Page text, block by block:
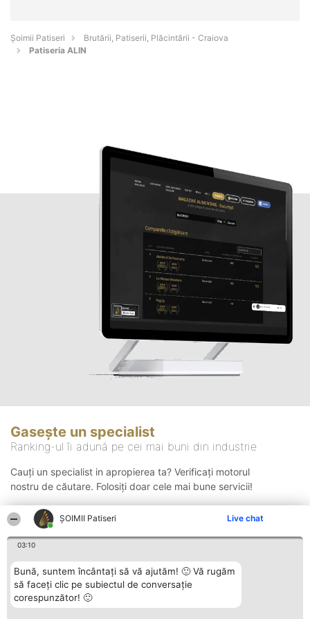
ȘOIMII Patiseri Live chat
03:10
Bună, suntem încântați să vă ajutăm! 🙂 Vă rugăm
să faceți clic pe subiectul de conversație
corespunzător! 🙂
Șoimii Patiseri
Brutării, Patiserii, Plăcintării - Craiova
Patiseria ALIN
Gasește un specialist
Ranking-ul îi adună pe cei mai buni din industrie
Cauți un specialist in apropierea ta? Verificați motorul
nostru de căutare. Folosiți doar cele mai bune servicii!